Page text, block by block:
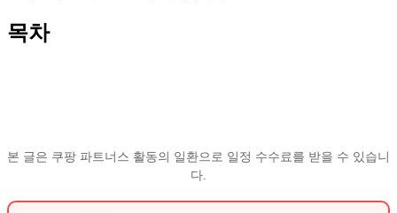
목차
본 글은 쿠팡 파트너스 활동의 일환으로 일정 수수료를 받을 수 있습니
다.